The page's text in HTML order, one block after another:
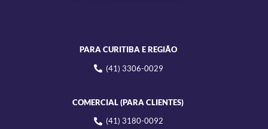
PARA CURITIBA E REGIÃO
(41) 3306-0029
COMERCIAL (PARA CLIENTES)
(41) 3180-0092